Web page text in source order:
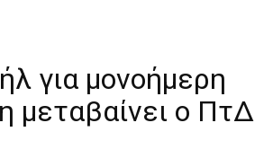
για μονοήμερη
μεταβαίνει ο ΠτΔ